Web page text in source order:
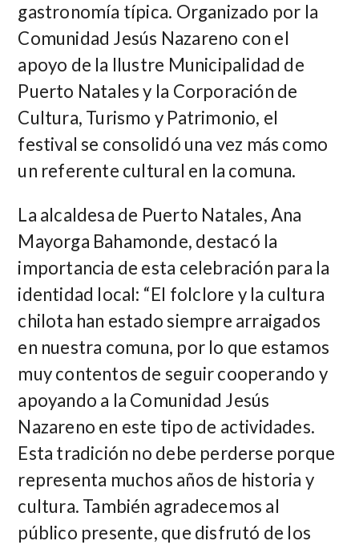
gastronomía típica. Organizado por la
Comunidad Jesús Nazareno con el
apoyo de la Ilustre Municipalidad de
Puerto Natales y la Corporación de
Cultura, Turismo y Patrimonio, el
festival se consolidó una vez más como
un referente cultural en la comuna.
La alcaldesa de Puerto Natales, Ana
Mayorga Bahamonde, destacó la
importancia de esta celebración para la
identidad local: “El folclore y la cultura
chilota han estado siempre arraigados
en nuestra comuna, por lo que estamos
muy contentos de seguir cooperando y
apoyando a la Comunidad Jesús
Nazareno en este tipo de actividades.
Esta tradición no debe perderse porque
representa muchos años de historia y
cultura. También agradecemos al
público presente, que disfrutó de los